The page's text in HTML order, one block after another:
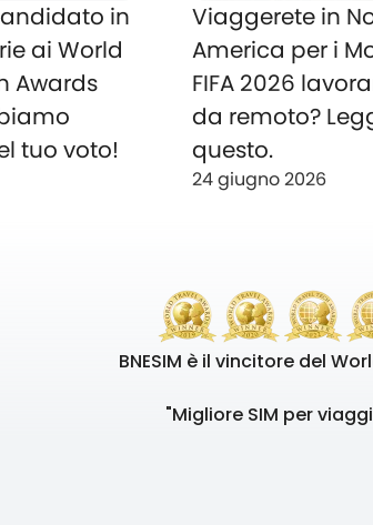
in
ai World
Awards
tuo voto!
Viaggerete in
America per i
FIFA 2026
da remoto?
questo.
24 giugno 2026
BNESIM è il vincitore del
"Migliore SIM per